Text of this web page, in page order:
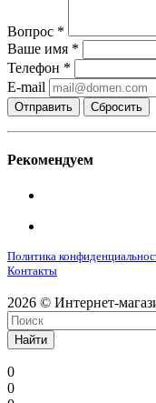
Вопрос *
Ваше имя *
Телефон *
E-mail
Сбросить
Рекомендуем
Политика
Контакты
2026 © Интернет-
Найти
0
0